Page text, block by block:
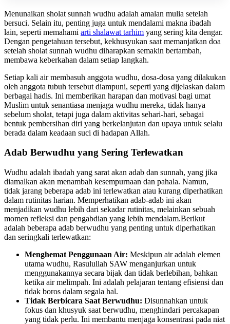
Menunaikan sholat sunnah wudhu adalah amalan mulia setelah
bersuci. Selain itu, penting juga untuk mendalami makna ibadah
lain, seperti memahami arti shalawat tarhim yang sering kita dengar.
Dengan pengetahuan tersebut, kekhusyukan saat memanjatkan doa
setelah sholat sunnah wudhu diharapkan semakin bertambah,
membawa keberkahan dalam setiap langkah.
Setiap kali air membasuh anggota wudhu, dosa-dosa yang dilakukan
oleh anggota tubuh tersebut diampuni, seperti yang dijelaskan dalam
berbagai hadis. Ini memberikan harapan dan motivasi bagi umat
Muslim untuk senantiasa menjaga wudhu mereka, tidak hanya
sebelum sholat, tetapi juga dalam aktivitas sehari-hari, sebagai
bentuk pembersihan diri yang berkelanjutan dan upaya untuk selalu
berada dalam keadaan suci di hadapan Allah.
Adab Berwudhu yang Sering Terlewatkan
Wudhu adalah ibadah yang sarat akan adab dan sunnah, yang jika
diamalkan akan menambah kesempurnaan dan pahala. Namun,
tidak jarang beberapa adab ini terlewatkan atau kurang diperhatikan
dalam rutinitas harian. Memperhatikan adab-adab ini akan
menjadikan wudhu lebih dari sekadar rutinitas, melainkan sebuah
momen refleksi dan pengabdian yang lebih mendalam.Berikut
adalah beberapa adab berwudhu yang penting untuk diperhatikan
dan seringkali terlewatkan:
Menghemat Penggunaan Air: Meskipun air adalah elemen
utama wudhu, Rasulullah SAW menganjurkan untuk
menggunakannya secara bijak dan tidak berlebihan, bahkan
ketika air melimpah. Ini adalah pelajaran tentang efisiensi dan
tidak boros dalam segala hal.
Tidak Berbicara Saat Berwudhu: Disunnahkan untuk
fokus dan khusyuk saat berwudhu, menghindari percakapan
yang tidak perlu. Ini membantu menjaga konsentrasi pada niat